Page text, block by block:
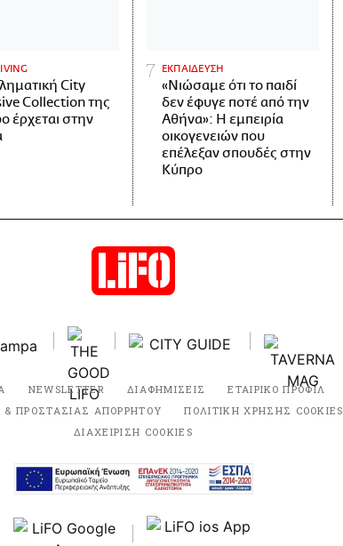
City
Collection της
έρχεται στην
ΕΚΠΑΙΔΕΥΣΗ
«Νιώσαμε ότι το παιδί
δεν έφυγε ποτέ από την
Αθήνα»: Η εμπειρία
οικογενειών που
επέλεξαν σπουδές στην
Κύπρο
NEWSLETTER ΔΙΑΦΗΜΙΣΕΙΣ ΕΤΑΙΡΙΚΟ ΠΡΟΦΙΛ
ΠΡΟΣΤΑΣΙΑΣ ΑΠΟΡΡΗΤΟΥ
ΠΟΛΙΤΙΚΗ ΧΡΗΣΗΣ COOKIES
ΔΙΑΧΕΙΡΙΣΗ COOKIES